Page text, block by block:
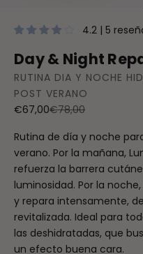
4.2 | 5
Day & Night
RUTINA DIA Y NOCHE
POST VERANO
Precio de oferta
€67,00Precio normal
€78,00
Rutina de día y noche
verano. Por la mañana,
refuerza la barrera
luminosidad. Por la
y repara intensamente,
revitalizada. Ideal para
las deshidratadas, que
un efecto buena cara.